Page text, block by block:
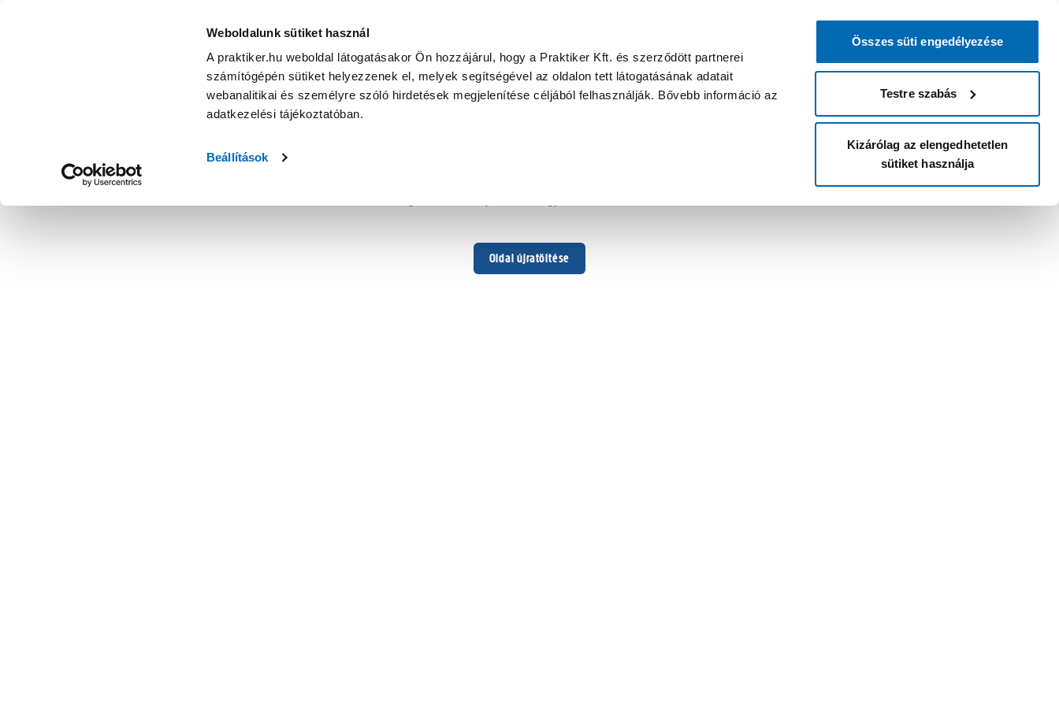
Weboldalunk sütiket használ
A praktiker.hu weboldal látogatásakor Ön hozzájárul, hogy a Praktiker Kft. és szerződött partnerei
számítógépén sütiket helyezzenek el, melyek segítségével az oldalon tett látogatásának adatait
webanalitikai és személyre szóló hirdetések megjelenítése céljából felhasználják. Bővebb információ az
adatkezelési tájékoztatóban.
Beállítások
Összes süti engedélyezése
Testre szabás
Kizárólag az elengedhetetlen
sütiket használja
Oldal újratöltése